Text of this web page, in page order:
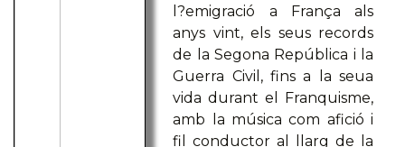
l?emigració a França als
anys vint, els seus records
de la Segona República i la
Guerra Civil, fins a la seua
vida durant el Franquisme,
amb la música com afició i
fil conductor al llarg de la